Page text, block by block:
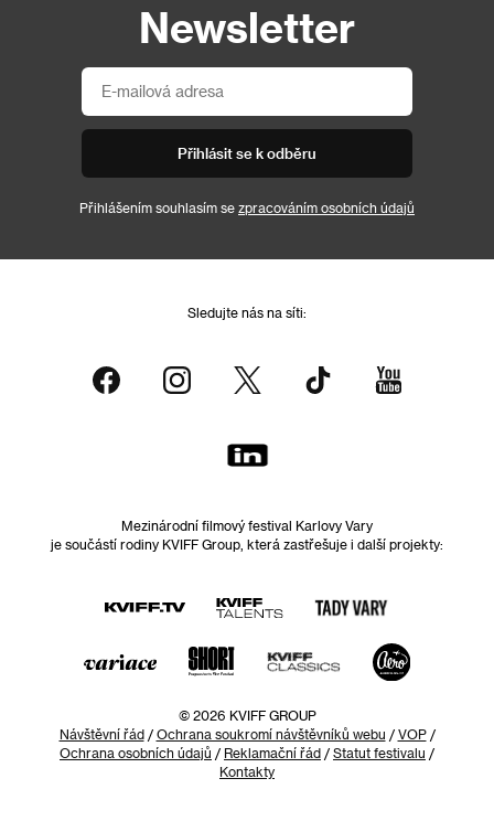
Newsletter
Přihlásit se k odběru
Přihlášením souhlasím se zpracováním osobních údajů
Sledujte nás na síti:
Mezinárodní filmový festival Karlovy Vary
je součástí rodiny KVIFF Group, která zastřešuje i další projekty:
© 2026 KVIFF GROUP
Návštěvní řád/ Ochrana soukromí návštěvníků webu / VOP/
Ochrana osobních údajů / Reklamační řád / Statut festivalu /
Kontakty